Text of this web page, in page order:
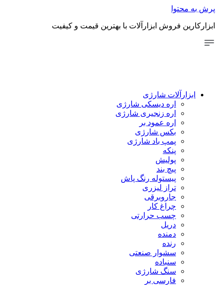
فروش ابزارآلات با بهترین قیمت و کیفیت
شارژی
اره دیسکی شارژی
اره زنجیری شارژی
اره عمود بر
بکس شارژی
پمپ باد شارژی
پیستوله رنگ پاش
تراز لیزری
جاروبرقی
چراغ کار
چسب حرارتی
سشوار صنعتی
سنگ شارژی
فارسی بر